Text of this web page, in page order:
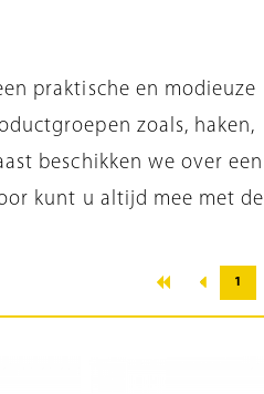
praktische en modieuze
zoals, haken,
beschikken we over een
kunt u altijd mee met de
« ‹ 1